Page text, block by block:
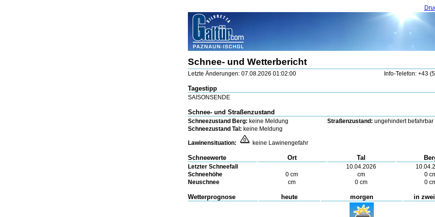
Schnee- und Wetterbericht
Letzte Änderungen: 07.08.2026 01:02:00 Info-Telefon: +43
Tagestipp
SAISONSENDE
Schnee- und Straßenzustand
Schneezustand Berg: keine Meldung Straßenzustand: ungehindert befahrbar
Schneezustand Tal: keine Meldung
Lawinensituation: keine Lawinengefahr
Schneewerte Ort Tal
Letzter Schneefall 10.04.2026
Schneehöhe
0 cm cm
0
Neuschnee
cm 0 cm 0
Wetterprognose heute morgen in